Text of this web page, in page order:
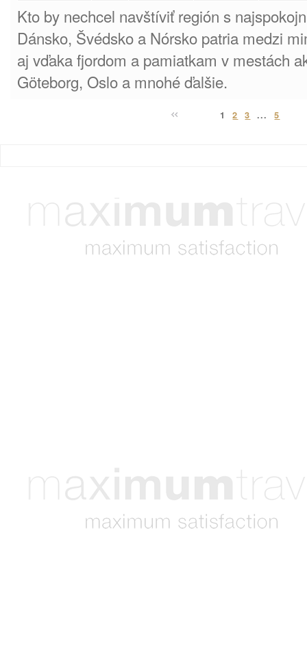
Kto by nechcel navštíviť región s
Dánsko, Švédsko a Nórsko patria medzi
aj vďaka fjordom a pamiatkam v mestách
Göteborg, Oslo a mnohé ďalšie.
1 2 3 ...5